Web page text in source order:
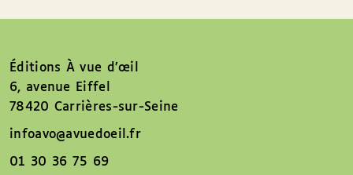
Éditions À vue d’œil
6, avenue Eiffel
78420 Carrières-sur-Seine
infoavo@avuedoeil.fr
01 30 36 75 69